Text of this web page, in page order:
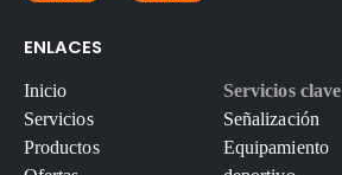
ENLACES
Inicio
Servicios
Productos
Servicios clave
Señalización
Equipamiento